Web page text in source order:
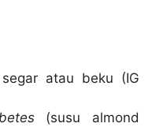
atau beku (IG
(susu almond